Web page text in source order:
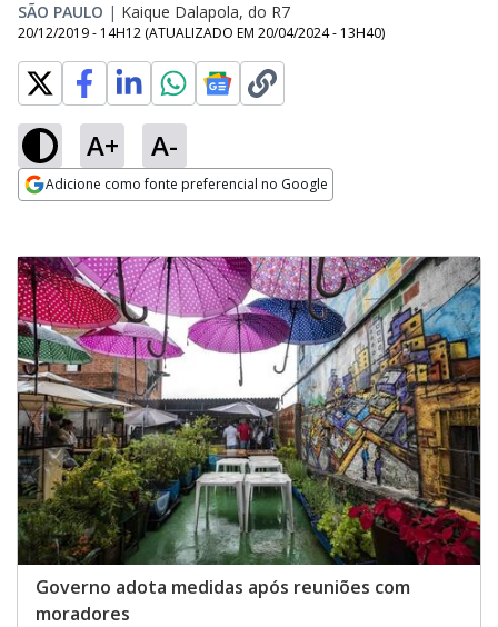
SÃO PAULO | Kaique Dalapola, do R7
20/12/2019 - 14H12 (ATUALIZADO EM 20/04/2024 - 13H40)
A+ A-
Adicione como fonte preferencial no Google
Governo adota medidas após reuniões com
moradores